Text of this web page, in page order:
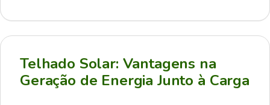
Telhado Solar: Vantagens na
Geração de Energia Junto à Carga